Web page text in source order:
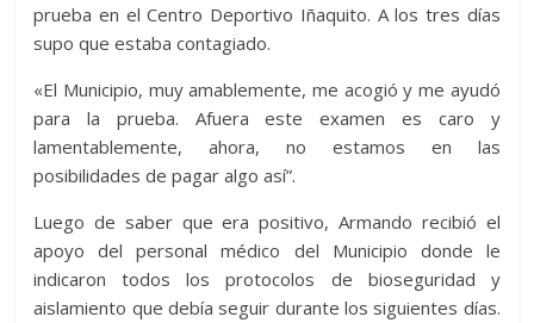
prueba en el Centro Deportivo Iñaquito. A los tres días
supo que estaba contagiado.
«El Municipio, muy amablemente, me acogió y me ayudó
para la prueba. Afuera este examen es caro y
lamentablemente, ahora, no estamos en las
posibilidades de pagar algo así”.
Luego de saber que era positivo, Armando recibió el
apoyo del personal médico del Municipio donde le
indicaron todos los protocolos de bioseguridad y
aislamiento que debía seguir durante los siguientes días.